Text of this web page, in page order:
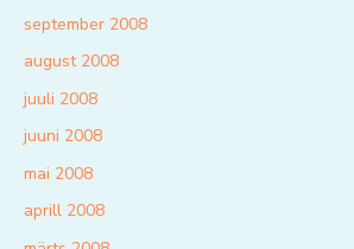
september 2008
august 2008
juuli 2008
juuni 2008
mai 2008
aprill 2008